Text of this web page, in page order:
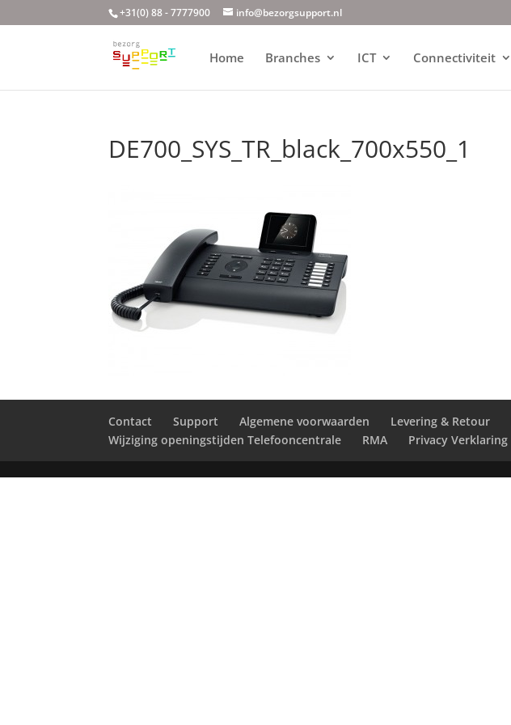
+31(0) 88 - 7777900 info@bezorgsupport.nl
Home Branches ICT Connectiviteit
DE700_SYS_TR_black_700x550_1
Contact Support Algemene voorwaarden Levering & Retour
Wijziging openingstijden Telefooncentrale
RMA Privacy Verklaring